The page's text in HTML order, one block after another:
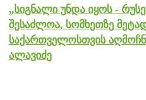
„სიგნალი უნდა იყოს -
შესაძლოა, სომხეთზე
საქართველოსთვის
ალავიძე